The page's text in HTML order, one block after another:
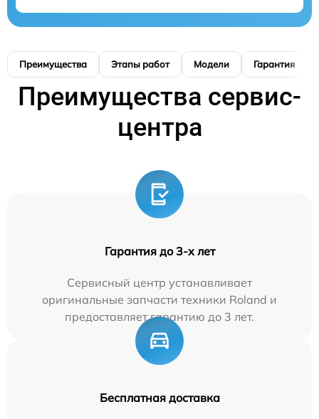
Преимущества Этапы работ Модели Гарантия
Преимущества сервис-
центра
Гарантия до 3-х лет
Сервисный центр устанавливает
оригинальные запчасти техники Roland и
предоставляет гарантию до 3 лет.
Бесплатная доставка